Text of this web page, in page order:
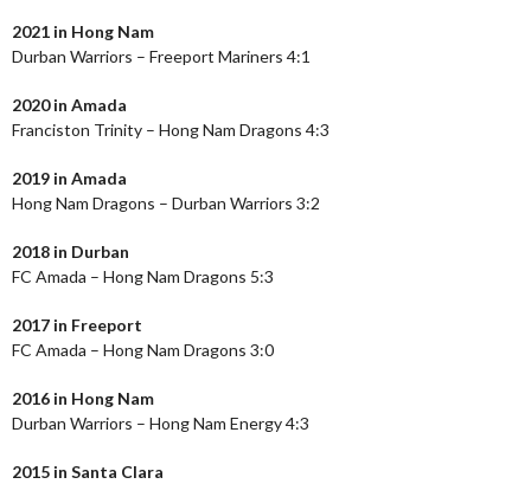
2021 in Hong Nam
Durban Warriors – Freeport Mariners 4:1
2020 in Amada
Franciston Trinity – Hong Nam Dragons 4:3
2019 in Amada
Hong Nam Dragons – Durban Warriors 3:2
2018 in Durban
FC Amada – Hong Nam Dragons 5:3
2017 in Freeport
FC Amada – Hong Nam Dragons 3:0
2016 in Hong Nam
Durban Warriors – Hong Nam Energy 4:3
2015 in Santa Clara